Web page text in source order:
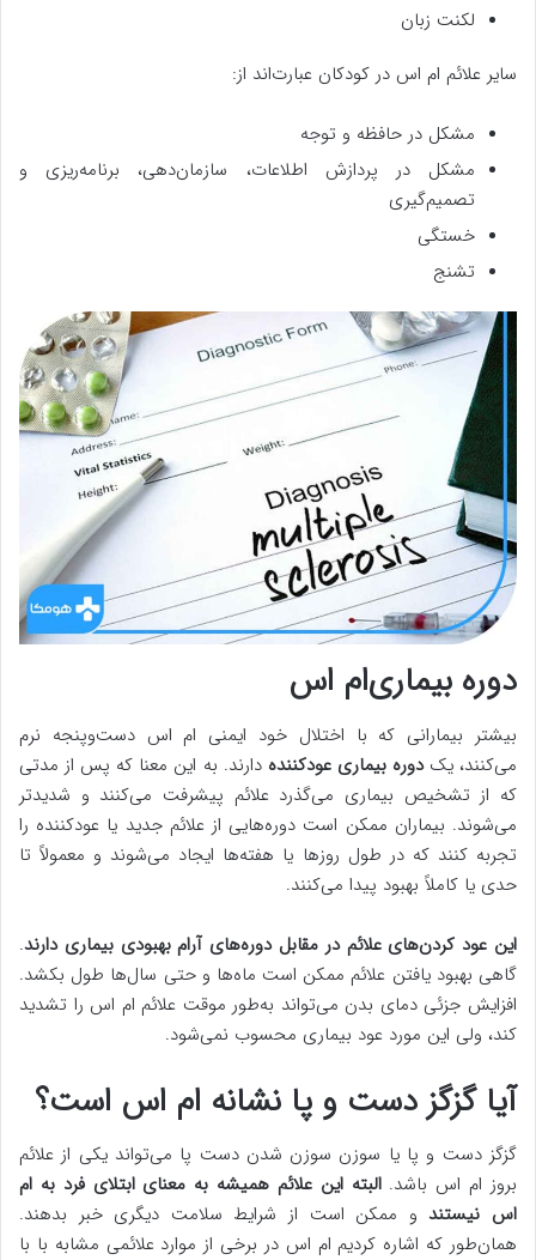
لکنت زبان
سایر علائم ام اس در کودکان عبارت‌اند از:
مشکل در حافظه و توجه
مشکل در پردازش اطلاعات، سازمان‌دهی، برنامه‌ریزی و
تصمیم‌گیری
خستگی
تشنج
دوره بیماری‌ام اس
بیشتر بیمارانی که با اختلال خود ایمنی‌ ام اس دست‌وپنجه نرم
می‌کنند، یک دوره بیماری عودکننده دارند. به این معنا که پس از مدتی
که از تشخیص بیماری می‌گذرد علائم پیشرفت می‌کنند و شدیدتر
می‌شوند. بیماران ممکن است دوره‌هایی از علائم جدید یا عودکننده را
تجربه کنند که در طول روزها یا هفته‌ها ایجاد می‌شوند و معمولاً تا
حدی یا کاملاً بهبود پیدا می‌کنند.
این عود کردن‌های علائم در مقابل دوره‌های آرام بهبودی بیماری دارند.
گاهی بهبود یافتن علائم ممکن است ماه‌ها و حتی سال‌ها طول بکشد.
افزایش جزئی دمای بدن می‌تواند به‌طور موقت علائم ام اس را تشدید
کند، ولی این مورد عود بیماری محسوب نمی‌شود.
آیا گزگز دست ‌و پا نشانه‌ ام اس است؟
گزگز دست و پا یا سوزن سوزن شدن دست پا می‌تواند یکی از علائم
بروز ام اس باشد. البته این علائم همیشه به معنای ابتلای فرد به ام
اس نیستندو ممکن است از شرایط سلامت دیگری خبر بدهند.
همان‌طور که اشاره کردیم ام اس در برخی از موارد علائمی مشابه با با